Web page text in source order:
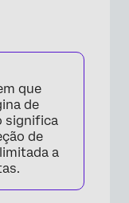
que
de
significa
de
a